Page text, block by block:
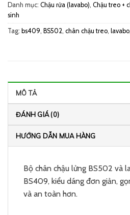
Danh mục: Chậu rửa (lavabo), Chậu treo +
sinh
Tag: bs409, BS502, chân chậu treo, lavabo,
MÔ TẢ
ĐÁNH GIÁ (0)
HƯỚNG DẪN MUA HÀNG
Bộ chân chậu lửng BS502 và
BS409, kiểu dáng đơn giản,
và an toàn hơn.